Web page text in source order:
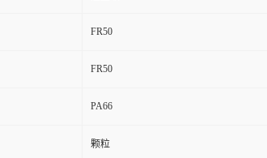
FR50
FR50
PA66
颗粒